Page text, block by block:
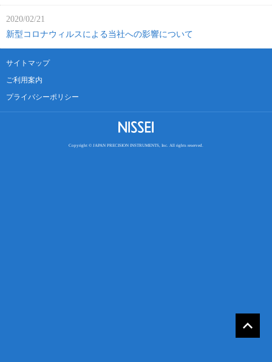
2020/02/21
新型コロナウィルスによる当社への影響について
サイトマップ
ご利用案内
プライバシーポリシー
Copyright © JAPAN PRECISION INSTRUMENTS, Inc. All rights reserved.